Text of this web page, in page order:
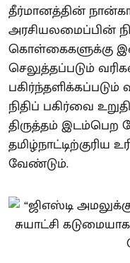
தீர்மானத்தின்
அரசியலமைப்பின்
கொள்கைகளுக்கு
செலுத்தப்படும்
நிதிப் பகிர்வை
திருத்தம்
தமிழ்நாட்டிற்குரிய
வேண்டும்.